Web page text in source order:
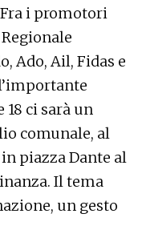
i promotori
Ado, Ail, Fidas e
ci sarà un
comunale, al
piazza Dante al
Il tema
un gesto